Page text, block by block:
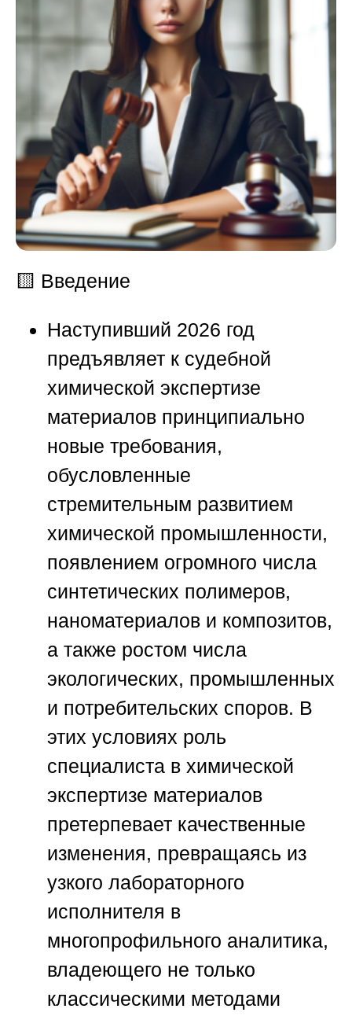
🟨 Введение
Наступивший 2026 год
предъявляет к судебной
химической экспертизе
материалов принципиально
новые требования,
обусловленные
стремительным развитием
химической промышленности,
появлением огромного числа
синтетических полимеров,
наноматериалов и композитов,
а также ростом числа
экологических, промышленных
и потребительских споров. В
этих условиях роль
специалиста в химической
экспертизе материалов
претерпевает качественные
изменения, превращаясь из
узкого лабораторного
исполнителя в
многопрофильного аналитика,
владеющего не только
классическими методами